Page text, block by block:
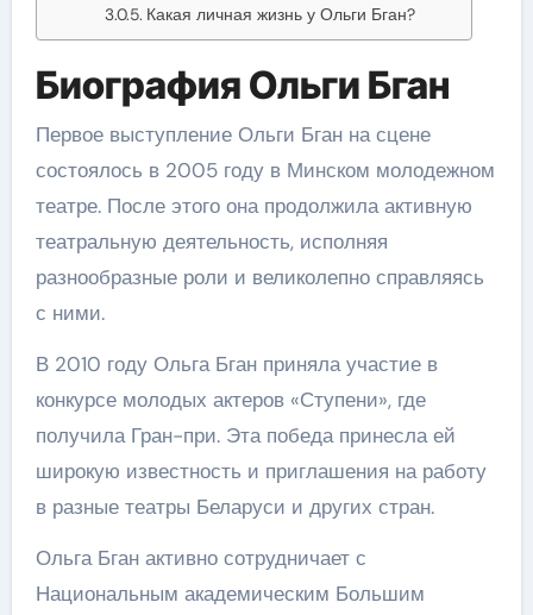
Какая личная жизнь у Ольги Бган?
Биография Ольги Бган
Первое выступление Ольги Бган на сцене
состоялось в 2005 году в Минском молодежном
театре. После этого она продолжила активную
театральную деятельность, исполняя
разнообразные роли и великолепно справляясь
с ними.
В 2010 году Ольга Бган приняла участие в
конкурсе молодых актеров «Ступени», где
получила Гран-при. Эта победа принесла ей
широкую известность и приглашения на работу
в разные театры Беларуси и других стран.
Ольга Бган активно сотрудничает с
Национальным академическим Большим